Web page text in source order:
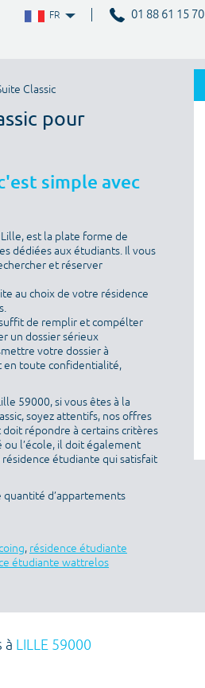
FR 01 88 61 15 70
Classic
pour
simple avec
est la plate forme de
dédiées aux étudiants. Il vous
et réserver
au choix de votre résidence
de remplir et compélter
un dossier sérieux
votre dossier à
en toute confidentialité,
59000, si vous êtes à la
soyez attentifs, nos offres
répondre à certains critères
ou l’école, il doit également
étudiante qui satisfait
quantité d’appartements
, résidence étudiante
étudiante wattrelos
à LILLE 59000